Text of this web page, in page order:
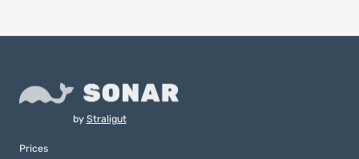
by Straligut
Prices